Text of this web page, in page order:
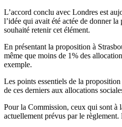
L’accord conclu avec Londres est
l’idée qui avait été actée de donner
souhaité retenir cet élément.
En présentant la proposition à
même que moins de 1% des
exemple.
Les points essentiels de la
de ces derniers aux allocations
Pour la Commission, ceux qui sont à
actuellement prévus par le